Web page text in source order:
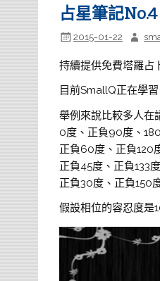
占星筆記
2015-01-22
持續提供免費塔羅占
目前SmallQ正在學
舉例來說比較多人在
0度、正負90度、
正負60度、正負120
正負45度、正負133度
正負30度、正負150
假設相位的容忍度是